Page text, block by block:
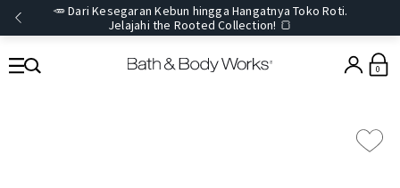
🥕 Dari Kesegaran Kebun hingga Hangatnya Toko Roti.
Jelajahi the Rooted Collection! 🍞
0